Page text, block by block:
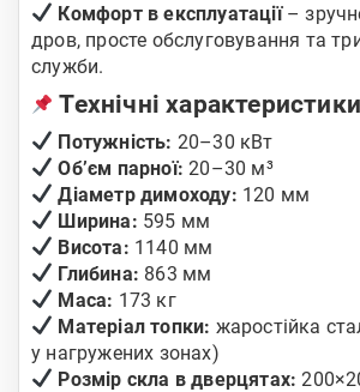
Комфорт в експлуатації–
дров, просте обслуговування та
служби.
Технічні
Потужність: 20–30 кВт
Об’єм парної: 20–30 м³
Діаметр димоходу: 120 мм
Ширина: 595 мм
Висота: 1140 мм
Глибина: 863 мм
Маса: 173 кг
Матеріал топки: жаростійка
у нагружених зонах)
Розмір скла в дверцятах: